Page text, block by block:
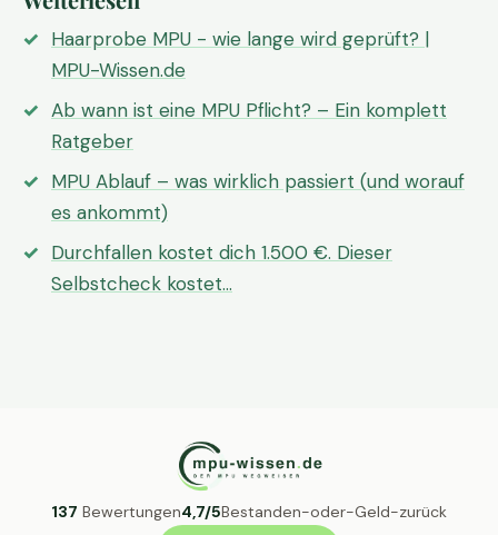
Haarprobe MPU - wie lange wird geprüft? |
MPU-Wissen.de
Ab wann ist eine MPU Pflicht? – Ein komplett
Ratgeber
MPU Ablauf – was wirklich passiert (und worauf
es ankommt)
Durchfallen kostet dich 1.500 €. Dieser
Selbstcheck kostet…
137 Bewertungen4,7/5Bestanden-oder-Geld-zurück